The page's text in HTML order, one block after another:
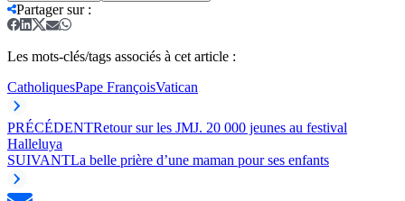
Partager sur:
Les mots-clés/tags associés à cet article :
CatholiquesPape FrançoisVatican
PRÉCÉDENTRetour sur les JMJ. 20 000 jeunes au festival
Halleluya
SUIVANTLa belle prière d’une maman pour ses enfants